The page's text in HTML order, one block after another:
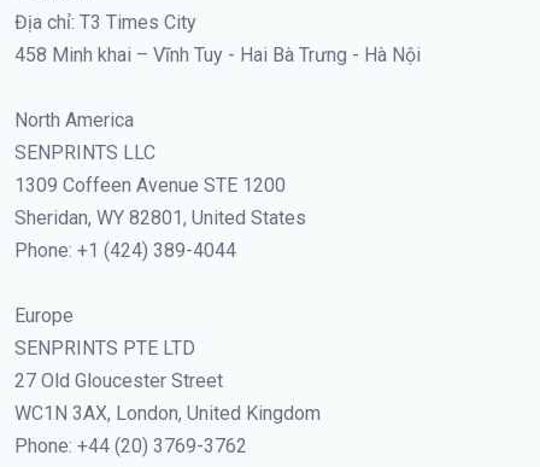
Địa chỉ: T3 Times City
458 Minh khai – Vĩnh Tuy - Hai Bà Trưng - Hà Nội
North America
SENPRINTS LLC
1309 Coffeen Avenue STE 1200
Sheridan, WY 82801, United States
Phone: +1 (424) 389-4044
Europe
SENPRINTS PTE LTD
27 Old Gloucester Street
WC1N 3AX, London, United Kingdom
Phone: +44 (20) 3769-3762